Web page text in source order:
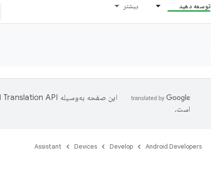
توسعه دهید بیشتر
این صفحه به‌وسیله
است.
Android Developers
Develop
Devices
Assistant